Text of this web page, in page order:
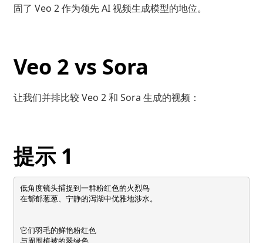
固了 Veo 2 作为领先 AI 视频生成模型的地位。
Veo 2 vs Sora
让我们并排比较 Veo 2 和 Sora 生成的视频：
提示 1
低角度镜头捕捉到一群粉红色的火烈鸟
在郁郁葱葱、宁静的泻湖中优雅地涉水。
它们羽毛的鲜艳粉红色
与周围植被的翠绿色